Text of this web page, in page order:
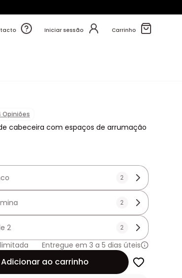
Iniciar sessão Carrinho
Opiniões
cabeceira com espaços de arrumação
2
2
2 2
Entregue em 3 a 5 dias úteis
Adicionar ao carrinho